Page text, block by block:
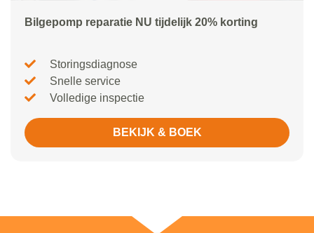
Bilgepomp reparatie NU tijdelijk 20% korting
Storingsdiagnose
Snelle service
Volledige inspectie
BEKIJK & BOEK